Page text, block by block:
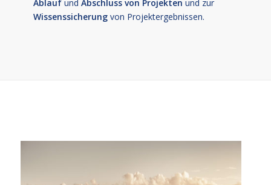
Ablaufund Abschluss von Projekten und zur
Wissenssicherungvon Projektergebnissen.